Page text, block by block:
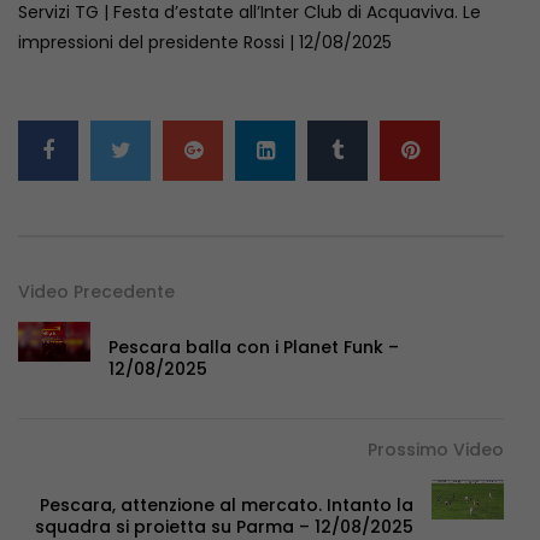
Servizi TG | Festa d’estate all’Inter Club di Acquaviva. Le
impressioni del presidente Rossi | 12/08/2025
Video Precedente
Pescara balla con i Planet Funk –
12/08/2025
Prossimo Video
Pescara, attenzione al mercato. Intanto la
squadra si proietta su Parma – 12/08/2025